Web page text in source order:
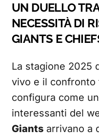
UN DUELLO
NECESSITÀ DI
GIANTS E
La stagione 2025
vivo e il confronto
configura come
interessanti del
Giants arrivano a